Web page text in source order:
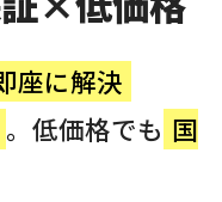
座に解決
。低価格でも 国